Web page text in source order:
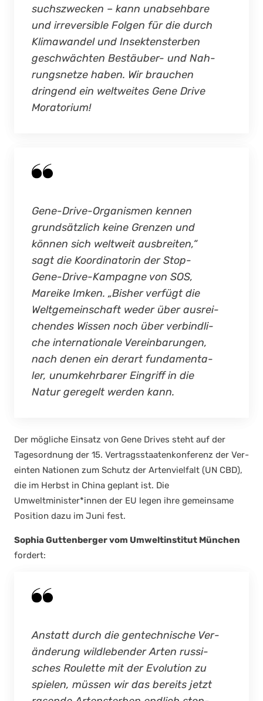
suchs­zwe­cken – kann unab­seh­ba­re
und irrever­si­ble Fol­gen für die durch
Klima­wandel und Insek­ten­ster­ben
geschwäch­ten Bestäu­ber- und Nah­
rungs­net­ze haben. Wir brau­chen
drin­gend ein welt­wei­tes Gene Dri­ve
Mora­to­ri­um!
Gene-Dri­ve-Orga­nis­men ken­nen
grund­sätz­lich kei­ne Gren­zen und
kön­nen sich welt­weit aus­brei­ten,“
sagt die Koor­di­na­to­rin der Stop-
Gene-Dri­ve-Kam­pa­gne von SOS,
Marei­ke Imken. „Bis­her ver­fügt die
Welt­ge­mein­schaft weder über aus­rei­
chen­des Wis­sen noch über ver­bind­li­
che inter­na­tio­na­le Ver­ein­ba­run­gen,
nach denen ein der­art fun­da­men­ta­
ler, unum­kehr­ba­rer Ein­griff in die
Natur gere­gelt wer­den kann.
Der mög­li­che Ein­satz von Gene Dri­ves steht auf der
Tages­ord­nung der 15. Ver­trags­staa­ten­kon­fe­renz der Ver­
ein­ten Natio­nen zum Schutz der Arten­viel­falt (UN CBD),
die im Herbst in Chi­na geplant ist. Die
Umweltminister*innen der EU legen ihre gemein­sa­me
Posi­ti­on dazu im Juni fest.
Sophia Gut­ten­ber­ger vom Umwelt­in­sti­tut Mün­chen
for­dert:
Anstatt durch die gen­tech­ni­sche Ver­
än­de­rung wild­le­ben­der Arten rus­si­
sches Rou­lette mit der Evo­lu­ti­on zu
spie­len, müs­sen wir das bereits jetzt